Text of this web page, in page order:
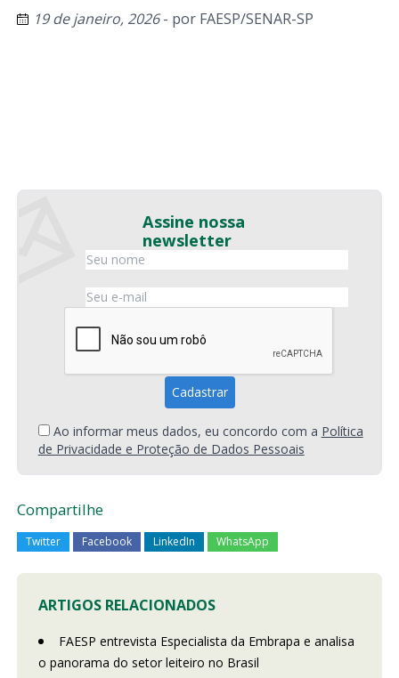
19 de janeiro, 2026- por FAESP/SENAR-SP
Assine nossa
newsletter
Ao informar meus dados, eu concordo com a Política
de Privacidade e Proteção de Dados Pessoais
Compartilhe
Twitter Facebook LinkedIn WhatsApp
ARTIGOS RELACIONADOS
FAESP entrevista Especialista da Embrapa e analisa
o panorama do setor leiteiro no Brasil